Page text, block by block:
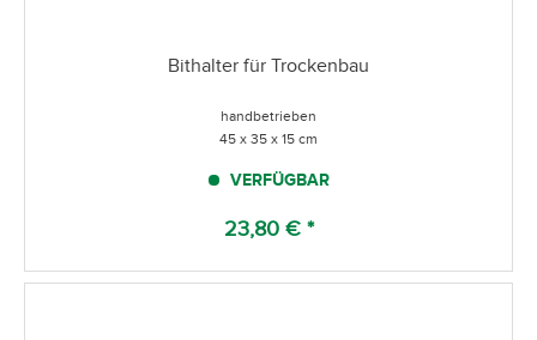
Bithalter für Trockenbau
handbetrieben
45 x 35 x 15 cm
VERFÜGBAR
23,80 € *